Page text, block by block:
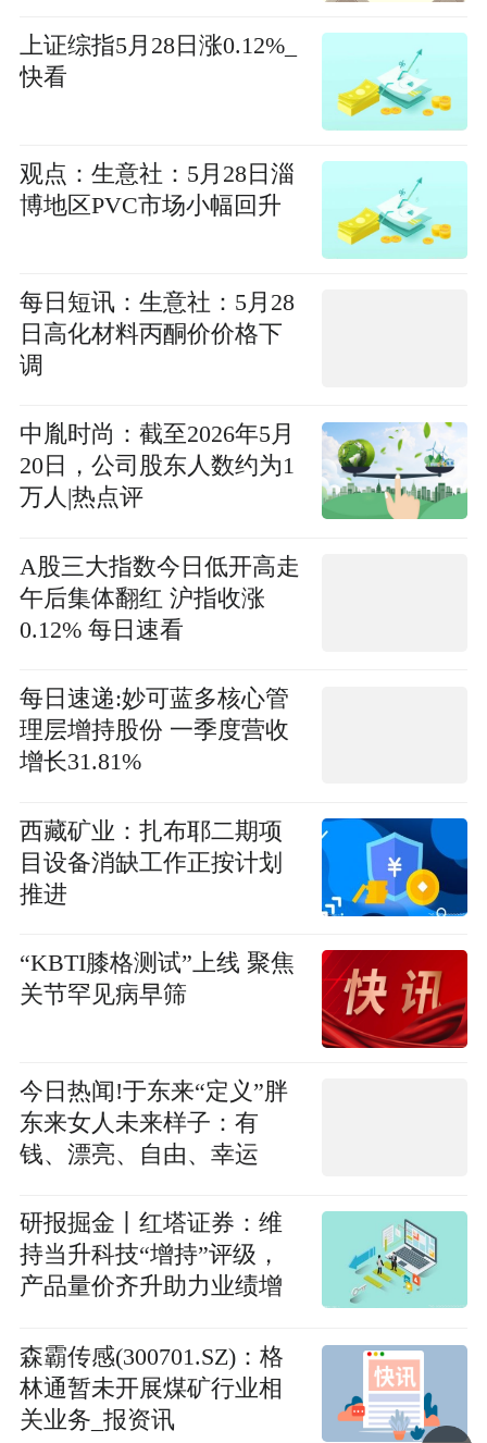
上证综指5月28日涨0.12%_
快看
观点：生意社：5月28日淄
博地区PVC市场小幅回升
每日短讯：生意社：5月28
日高化材料丙酮价价格下
调
中胤时尚：截至2026年5月
20日，公司股东人数约为1
万人|热点评
A股三大指数今日低开高走
午后集体翻红 沪指收涨
0.12% 每日速看
每日速递:妙可蓝多核心管
理层增持股份 一季度营收
增长31.81%
西藏矿业：扎布耶二期项
目设备消缺工作正按计划
推进
“KBTI膝格测试”上线 聚焦
关节罕见病早筛
今日热闻!于东来“定义”胖
东来女人未来样子：有
钱、漂亮、自由、幸运
研报掘金丨红塔证券：维
持当升科技“增持”评级，
产品量价齐升助力业绩增
森霸传感(300701.SZ)：格
林通暂未开展煤矿行业相
关业务_报资讯